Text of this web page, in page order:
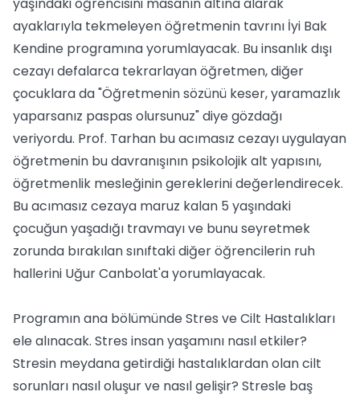
ayaklarıyla tekmeleyen öğretmenin tavrını İyi Bak
Kendine programına yorumlayacak. Bu insanlık dışı
cezayı defalarca tekrarlayan öğretmen, diğer
çocuklara da "Öğretmenin sözünü keser, yaramazlık
yaparsanız paspas olursunuz" diye gözdağı
veriyordu. Prof. Tarhan bu acımasız cezayı uygulayan
öğretmenin bu davranışının psikolojik alt yapısını,
öğretmenlik mesleğinin gereklerini değerlendirecek.
Bu acımasız cezaya maruz kalan 5 yaşındaki
çocuğun yaşadığı travmayı ve bunu seyretmek
zorunda bırakılan sınıftaki diğer öğrencilerin ruh
hallerini Uğur Canbolat'a yorumlayacak.
Programın ana bölümünde Stres ve Cilt Hastalıkları
ele alınacak. Stres insan yaşamını nasıl etkiler?
Stresin meydana getirdiği hastalıklardan olan cilt
sorunları nasıl oluşur ve nasıl gelişir? Stresle baş